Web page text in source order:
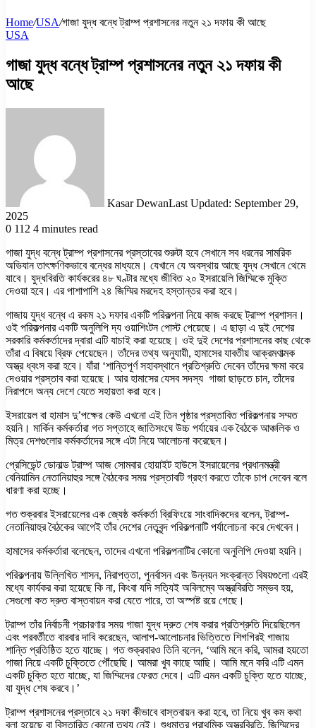
Home/USA/গাজা যুদ্ধ বন্ধে ট্রাম্প প্রশাসনের নতুন ২১ দফায় কী আছে
USA
গাজা যুদ্ধ বন্ধে ট্রাম্প প্রশাসনের নতুন ২১ দফায় কী
আছে
Kasar DewanLast Updated: September 29,
2025
0 112 4 minutes read
গাজা যুদ্ধ বন্ধে ট্রাম্প প্রশাসনের প্রস্তাবের শুরুটা হবে সেখানে সব ধরনের সামরিক
অভিযান তাৎক্ষণিকভাবে বন্ধের মাধ্যমে। যেখানে যে অবস্থায় আছে যুদ্ধ সেখানে থেমে
যাবে। যুদ্ধবিরতি কার্যকরের ৪৮ ঘণ্টার মধ্যে জীবিত ২০ ইসরায়েলি জিম্মিকে মুক্তি
দেওয়া হবে। এর পাশাপাশি ২৪ জিম্মির মরদেহ হস্তান্তর করা হবে।
গাজায় যুদ্ধ বন্ধে এ রকম ২১ দফার একটি পরিকল্পনা নিয়ে কাজ করছে ট্রাম্প প্রশাসন।
ওই পরিকল্পনার একটি অনুলিপি দ্য ওয়াশিংটন পোস্ট পেয়েছে। এ ছাড়া এ দুই দেশের
সরকারি কর্মকর্তাদের দ্বারা এটি যাচাই করা হয়েছে। ওই দুই দেশের প্রশাসনের কাছ থেকে
তাঁরা এ বিষয়ে ব্রিফ পেয়েছেন। তাঁদের তথ্য অনুযায়ী, হামাসের যাবতীয় আক্রমণাত্মক
অস্ত্র ধ্বংস করা হবে। যাঁরা ‘শান্তিপূর্ণ সহাবস্থানে প্রতিশ্রুতি দেবেন তাঁদের ক্ষমা করে
দেওয়ার প্রস্তাব করা হয়েছে। আর হামাসের যেসব সদস্য গাজা ছাড়তে চান, তাঁদের
নিরাপদে অন্য দেশে যেতে সহায়তা করা হবে।
ইসরায়েল বা হামাস দু’পক্ষের কেউ এখনো এই তিন পৃষ্ঠার প্রস্তাবিত পরিকল্পনায় সম্মত
হয়নি। মার্কিন কর্মকর্তারা গত সপ্তাহে জাতিসংঘে উচ্চ পর্যায়ের এক বৈঠকে আঞ্চলিক ও
মিত্র দেশগুলোর কর্মকর্তাদের সঙ্গে এটা নিয়ে আলোচনা করেছেন।
প্রেসিডেন্ট ডোনাল্ড ট্রাম্প আজ সোমবার হোয়াইট হাউসে ইসরায়েলের প্রধানমন্ত্রী
বেনিয়ামিন নেতানিয়াহুর সঙ্গে বৈঠকের সময় প্রস্তাবটি গ্রহণ করতে তাঁকে চাপ দেবেন বলে
ধারণা করা হচ্ছে।
গত শুক্রবার ইসরায়েলের এক জ্যেষ্ঠ কর্মকর্তা ব্রিফিংয়ে সাংবাদিকদের বলেন, ট্রাম্প-
নেতানিয়াহুর বৈঠকের আগেই তাঁর দেশের নেতৃবৃন্দ পরিকল্পনাটি পর্যালোচনা করে দেখবেন।
হামাসের কর্মকর্তারা বলেছেন, তাদের এখনো পরিকল্পনাটির কোনো অনুলিপি দেওয়া হয়নি।
পরিকল্পনায় উল্লিখিত শাসন, নিরাপত্তা, পুনর্বাসন এবং উন্নয়ন সংক্রান্ত বিষয়গুলো এরই
মধ্যে কার্যকর করা হয়েছে কি না, কিংবা যদি সত্যিই অবিলম্বে অস্ত্রবিরতি সম্ভব হয়,
সেগুলো কত দ্রুত বাস্তবায়ন করা যেতে পারে, তা অস্পষ্ট রয়ে গেছে।
ট্রাম্প তাঁর নির্বাচনী প্রচারণার সময় গাজা যুদ্ধ দ্রুত শেষ করার প্রতিশ্রুতি দিয়েছিলেন
এবং পরবর্তীতে বারবার দাবি করেছেন, আলাপ-আলোচনার ভিত্তিতে শিগগিরই গাজায়
শান্তি প্রতিষ্ঠিত হতে যাচ্ছে। গত শুক্রবারও তিনি বলেন, ‘আমি মনে করি, আমরা হয়তো
গাজা নিয়ে একটি চুক্তিতে পৌঁছেছি। আমরা খুব কাছে আছি। আমি মনে করি এটি এমন
একটি চুক্তি হতে যাচ্ছে, যা জিম্মিদের ফেরত দেবে। এটি এমন একটি চুক্তি হতে যাচ্ছে,
যা যুদ্ধ শেষ করবে।’
ট্রাম্প প্রশাসনের প্রস্তাবে ২১ দফা কীভাবে বাস্তবায়ন করা হবে, তা নিয়ে খুব কম কথা
বলা হয়েছে বা বিস্তারিত কোনো তথ্য নেই। শুধুমাত্র প্রাথমিক অস্ত্রবিরতি, জিম্মিদের